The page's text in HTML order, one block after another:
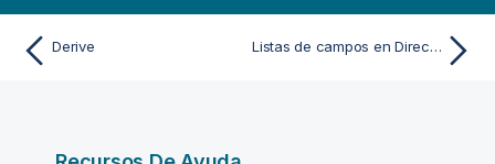
Derive Listas de campos en Direct Discovery